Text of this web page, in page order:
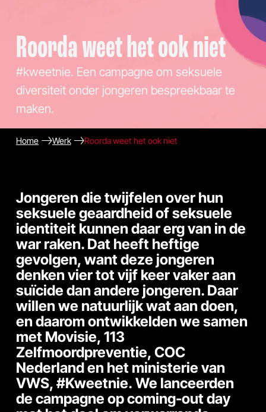
Roorda weet het ook niet
#kweetnie. Een campagne om seksuele
diversiteit onder jongeren bespreekbaar te
maken.
Home Werk Roorda weet het ook niet
Jongeren die twijfelen over hun
seksuele geaardheid of seksuele
identiteit kunnen daar erg van in de
war raken. Dat heeft heftige
gevolgen, want deze jongeren
denken vier tot vijf keer vaker aan
suïcide dan andere jongeren. Daar
willen we natuurlijk wat aan doen,
en daarom ontwikkelden we samen
met Movisie, 113
Zelfmoordpreventie, COC
Nederland en het ministerie van
VWS, #Kweetnie. We lanceerden
de campagne op coming-out day